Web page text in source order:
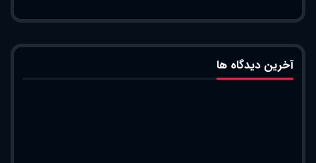
آخرین دیدگاه ها